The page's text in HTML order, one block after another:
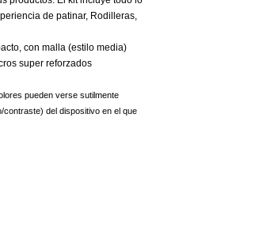
de patinar, Rodilleras,
con malla (estilo media)
super reforzados
pueden verse sutilmente
contraste) del dispositivo en el que